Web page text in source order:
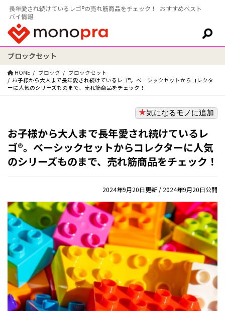
長年愛され続けているレゴ®の売れ筋商品をチェック！ おすすめベスト
バイ情報
検索:
ブロックセット
HOME ブロック
ブロックセット
お子様から大人まで長年愛され続けているレゴ®。ベーシックセットからコレクタ
ーに人気のシリーズものまで、売れ筋商品をチェック！
気になるモノに追加
お子様から大人まで長年愛され続けているレ
ゴ®。ベーシックセットからコレクターに人気
のシリーズものまで、売れ筋商品をチェック！
2024年9月20日更新 / 2024年9月20日公開